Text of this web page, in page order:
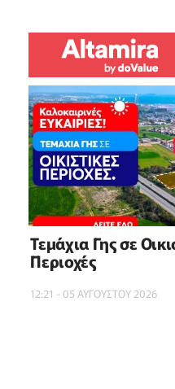
Τεμάχια Γης σε
Περιοχές
12:21 - 05 ΑΥΓΟΥΣΤΟΥ 2026